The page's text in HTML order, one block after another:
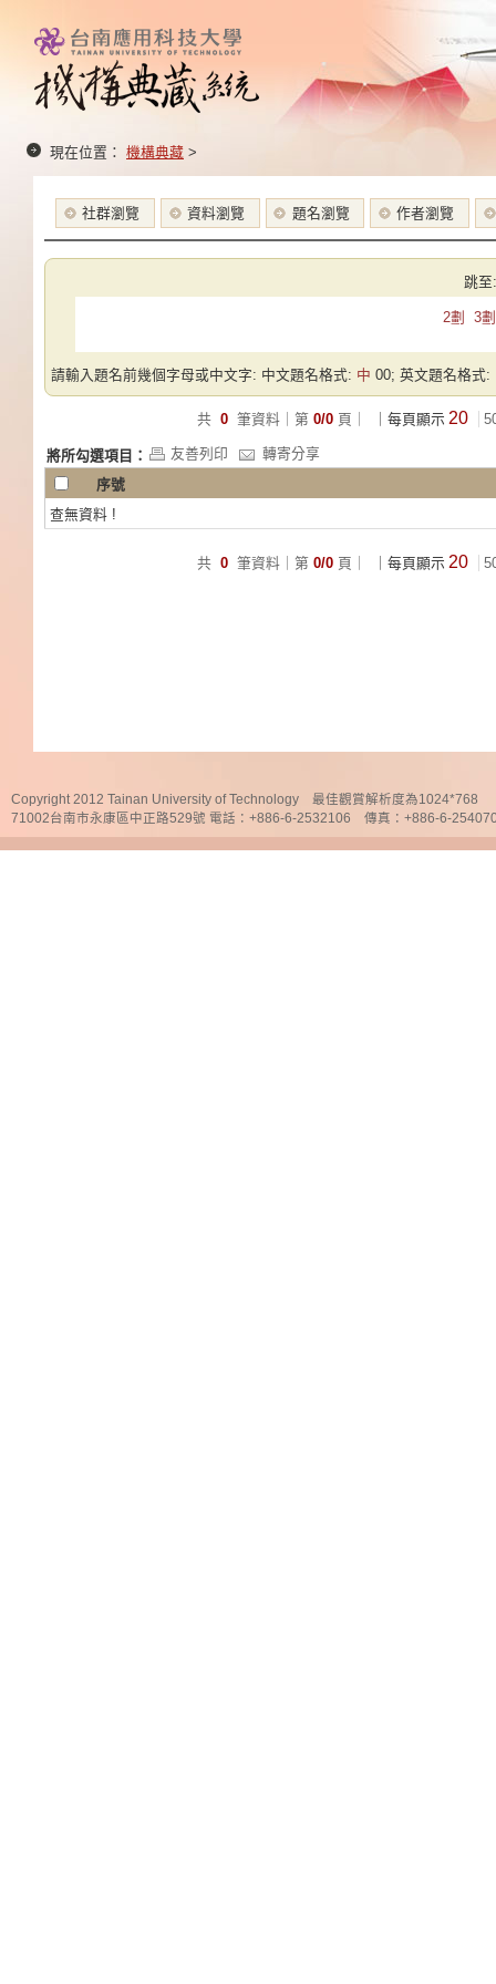
現在位置： 機構典藏 >
社群瀏覽 資料瀏覽 題名瀏覽 作者瀏覽
跳至:
2劃 3劃
請輸入題名前幾個字母或中文字: 中文題名格式: 中 00; 英文題名格式:
共 0 筆資料｜第 0/0 頁｜ ｜每頁顯示 20
將所勾選項目： 友善列印
轉寄分享
序號
查無資料 !
共 0 筆資料｜第 0/0 頁｜ ｜每頁顯示 20
Copyright 2012 Tainan University of Technology 最佳觀賞解析度為1024*768
71002台南市永康區中正路529號 電話：+886-6-2532106 傳真：+886-6-